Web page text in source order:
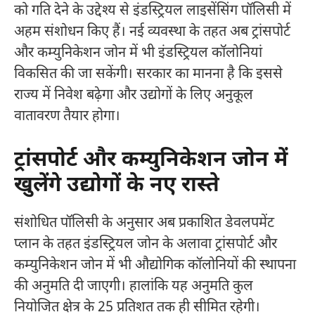
को गति देने के उद्देश्य से इंडस्ट्रियल लाइसेंसिंग पॉलिसी में
अहम संशोधन किए हैं। नई व्यवस्था के तहत अब ट्रांसपोर्ट
और कम्युनिकेशन जोन में भी इंडस्ट्रियल कॉलोनियां
विकसित की जा सकेंगी। सरकार का मानना है कि इससे
राज्य में निवेश बढ़ेगा और उद्योगों के लिए अनुकूल
वातावरण तैयार होगा।
ट्रांसपोर्ट और कम्युनिकेशन जोन में
खुलेंगे उद्योगों के नए रास्ते
संशोधित पॉलिसी के अनुसार अब प्रकाशित डेवलपमेंट
प्लान के तहत इंडस्ट्रियल जोन के अलावा ट्रांसपोर्ट और
कम्युनिकेशन जोन में भी औद्योगिक कॉलोनियों की स्थापना
की अनुमति दी जाएगी। हालांकि यह अनुमति कुल
नियोजित क्षेत्र के 25 प्रतिशत तक ही सीमित रहेगी।